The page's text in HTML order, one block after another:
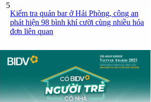
5
Kiểm tra quán bar ở Hải Phòng, công an
phát hiện 98 bình khí cười cùng nhiều hóa
đơn liên quan